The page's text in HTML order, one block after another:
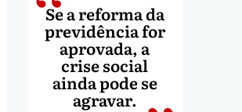
Se a reforma da
previdência for
aprovada, a
crise social
ainda pode se
agravar.